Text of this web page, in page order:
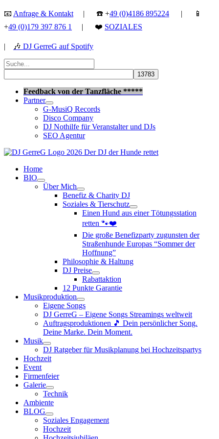
Zum
springen
📧 Anfrage & Kontakt | ☎️ +49 (0)4186 895224 | 📱
+49 (0)179 397 876 1 | ❤️ SOZIALES
| 🎶 DJ GerreG auf Spotify
Suchen
nach:
Feedback von der Tanzfläche *****
Partner
G-MusiQ Records
Disco Company
DJ Nothilfe für Veranstalter und DJs
SEO Agentur
Home
BIO
Über Mich
Benefiz & Charity DJ
Soziales & Tierschutz
Einen Hund aus einer Tötungsstation
retten 🐾❤️
Die große Benefizparty zugunsten der
Straßenhunde Europas “Sommer der
Hoffnung”
Philosophie & Haltung
DJ Preise
Rabattaktion
12 Punkte Garantie
Musikproduktion
Eigene Songs
DJ GerreG – Eigene Songs Streamings weltweit
Auftragsproduktionen 🎵 Dein persönlicher Song.
Deine Marke. Dein Moment.
Musik
DJ Ratgeber für Musikplanung bei Hochzeitspartys
Hochzeit
Event
Firmenfeier
Galerie
Technik
Ambiente
BLOG
Soziales Engagement
Hochzeit